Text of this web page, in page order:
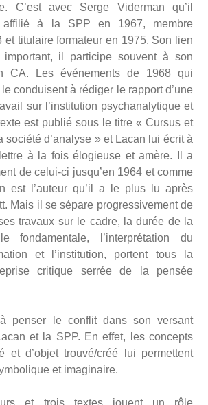
C’est avec Serge Viderman qu’il
affilié à la SPP en 1967, membre
et titulaire formateur en 1975. Son lien
il participe souvent à son
CA. Les événements de 1968 qui
conduisent à rédiger le rapport d’une
sur l’institution psychanalytique et
est publié sous le titre « Cursus et
société d’analyse » et Lacan lui écrit à
à la fois élogieuse et amère. Il a
de celui-ci jusqu’en 1964 et comme
est l’auteur qu’il a le plus lu après
Mais il se sépare progressivement de
travaux sur le cadre, la durée de la
fondamentale, l’interprétation du
et l’institution, portent tous la
critique serrée de la pensée
penser le conflit dans son versant
et la SPP. En effet, les concepts
et d’objet trouvé/créé lui permettent
et imaginaire.